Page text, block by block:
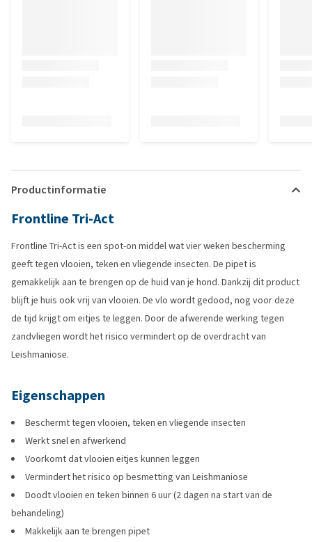
Productinformatie
Frontline Tri-Act
Frontline Tri-Act is een spot-on middel wat vier weken bescherming
geeft tegen vlooien, teken en vliegende insecten. De pipet is
gemakkelijk aan te brengen op de huid van je hond. Dankzij dit product
blijft je huis ook vrij van vlooien. De vlo wordt gedood, nog voor deze
de tijd krijgt om eitjes te leggen. Door de afwerende werking tegen
zandvliegen wordt het risico vermindert op de overdracht van
Leishmaniose.
Eigenschappen
Beschermt tegen vlooien, teken en vliegende insecten
Werkt snel en afwerkend
Voorkomt dat vlooien eitjes kunnen leggen
Vermindert het risico op besmetting van Leishmaniose
Doodt vlooien en teken binnen 6 uur (2 dagen na start van de
behandeling)
Makkelijk aan te brengen pipet